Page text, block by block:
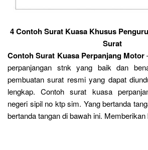
4 Contoh Surat Kuasa Khusus
Surat
Contoh Surat Kuasa Perpanjang Motor
perpanjangan stnk yang baik dan
pembuatan surat resmi yang dapat
lengkap. Contoh surat kuasa
negeri sipil no ktp sim. Yang bertanda
bertanda tangan di bawah ini.